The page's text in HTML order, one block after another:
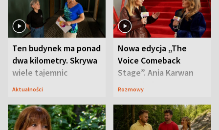
Ten budynek ma ponad
dwa kilometry. Skrywa
wiele tajemnic
Aktualności
Nowa edycja „The
Voice Comeback
Stage”. Ania Karwan
zapowiada
Rozmowy